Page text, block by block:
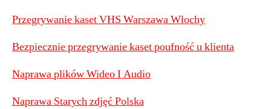
Przegrywanie kaset VHS Warszawa Włochy
Bezpiecznie przegrywanie kaset poufność u klienta
Naprawa plików Wideo I Audio
Naprawa Starych zdjęć Polska